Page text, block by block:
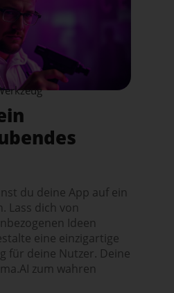
du deine App auf ein
Lass dich von
Ideen
eine einzigartige
für deine Nutzer. Deine
zum wahren